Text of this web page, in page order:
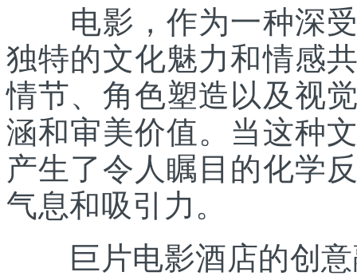
电影，作为一种深受
独特的文化魅力和情感
情节、角色塑造以及视
涵和审美价值。当这种
产生了令人瞩目的化学
气息和吸引力。
巨片电影酒店的创意